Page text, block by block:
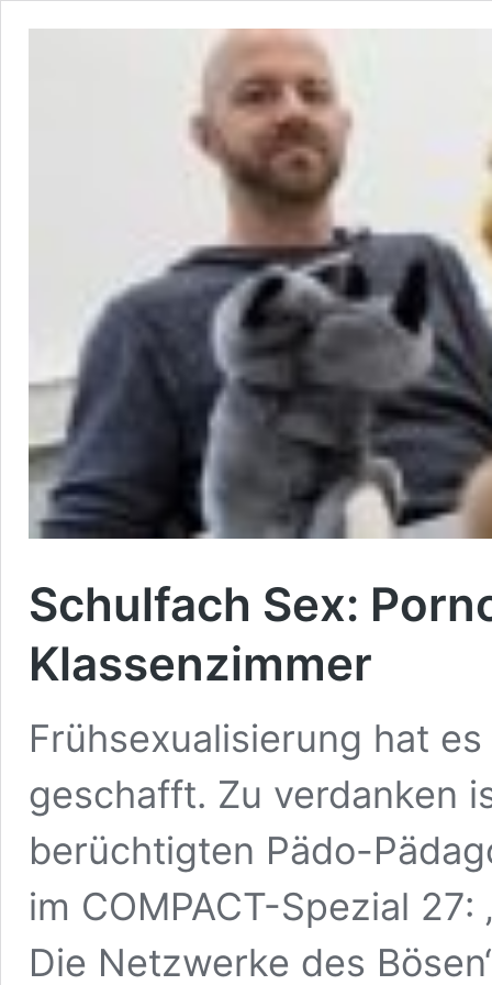
Schulfach Sex:
Klassenzimmer
Frühsexualisierung hat
geschafft. Zu verdanken
berüchtigten Pädo-
im COMPACT-Spezial
Die Netzwerke des